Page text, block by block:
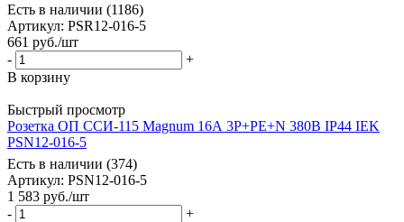
Есть в наличии (1186)
Артикул: PSR12-016-5
661 руб./шт
-
+
В корзину
Быстрый просмотр
Розетка ОП ССИ-115 Magnum 16А 3P+PE+N 380В IP44 IEK
PSN12-016-5
Есть в наличии (374)
Артикул: PSN12-016-5
1 583 руб./шт
-
+